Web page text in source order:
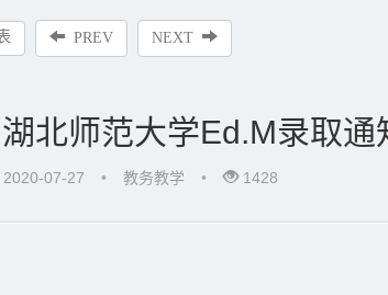
PREV NEXT
北师范大学Ed.M录取通
2020-07-27 • 教务教学 • 1428